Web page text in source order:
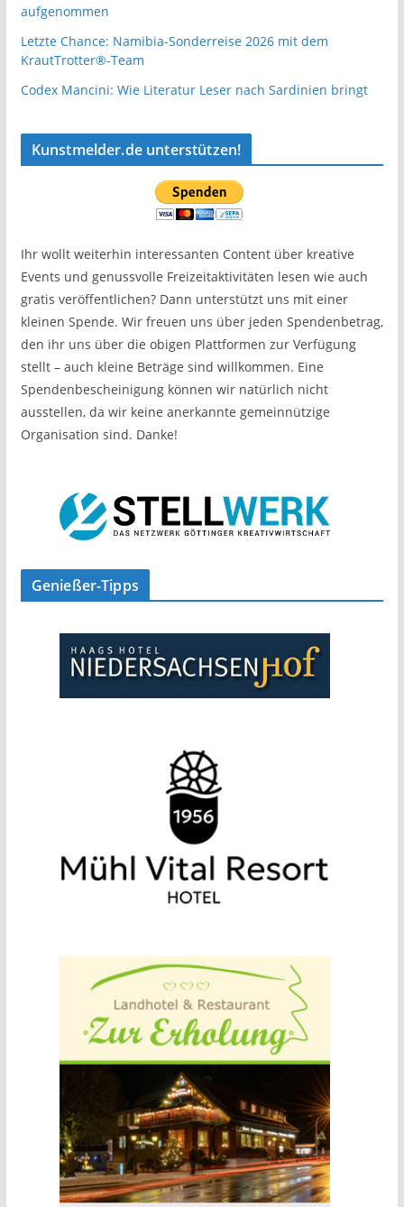
aufgenommen
Letzte Chance: Namibia-Sonderreise 2026 mit dem
KrautTrotter®-Team
Codex Mancini: Wie Literatur Leser nach Sardinien bringt
Kunstmelder.de unterstützen!
Ihr wollt weiterhin interessanten Content über kreative
Events und genussvolle Freizeitaktivitäten lesen wie auch
gratis veröffentlichen? Dann unterstützt uns mit einer
kleinen Spende. Wir freuen uns über jeden Spendenbetrag,
den ihr uns über die obigen Plattformen zur Verfügung
stellt – auch kleine Beträge sind willkommen. Eine
Spendenbescheinigung können wir natürlich nicht
ausstellen, da wir keine anerkannte gemeinnützige
Organisation sind. Danke!
Genießer-Tipps